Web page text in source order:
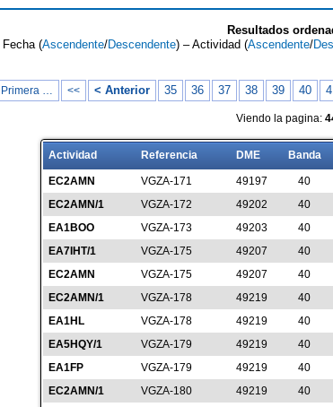
Resultados
Fecha (Ascendente/Descendente) – Actividad (Ascendente/
| Primera … << < Anterior 35 36 37 38 39 40
Viendo la pagina:
Actividad Referencia DME Banda
EC2AMN VGZA-171 49197 40
EC2AMN/1
VGZA-172 49202 40
EA1BOO
VGZA-173 49203 40
EA7IHT/1
VGZA-175 49207 40
EC2AMN
VGZA-175 49207 40
EC2AMN/1
VGZA-178 49219 40
EA1HL
VGZA-178 49219 40
EA5HQY/1
VGZA-179 49219 40
EA1FP
VGZA-179 49219 40
EC2AMN/1
VGZA-180 49219 40